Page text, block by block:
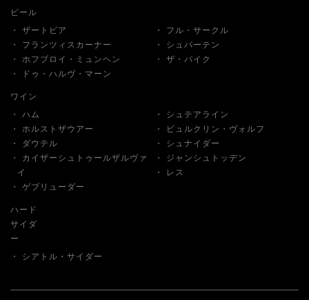
ビール
ザートビア
フル・サークル
フランツィスカーナー
シュパーテン
ホフブロイ・ミュンヘン
ザ・パイク
ドゥ・ハルヴ・マーン
ワイン
ハム
シュテアライン
ホルストザウアー
ビュルクリン・ヴォルフ
ダウテル
シュナイダー
カイザーシュトゥールザルヴァ
イ
ジャンシュトッデン
レス
ゲブリューダー
ハード
サイダ
ー
シアトル・サイダー